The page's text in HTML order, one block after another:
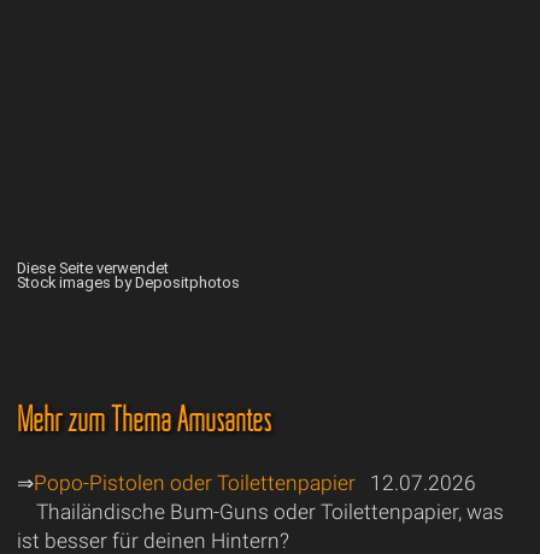
Diese Seite verwendet
Stock images by Depositphotos
Mehr zum Thema Amüsantes
⇒Popo-Pistolen oder Toilettenpapier12.07.2026
Thailändische Bum-Guns oder Toilettenpapier, was
ist besser für deinen Hintern?